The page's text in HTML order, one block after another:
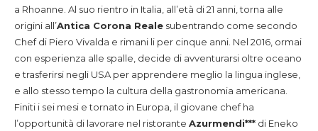
a Rhoanne. Al suo rientro in Italia, all’età di 21 anni, torna alle
origini all’Antica Corona Reale subentrando come secondo
Chef di Piero Vivalda e rimani li per cinque anni. Nel 2016, ormai
con esperienza alle spalle, decide di avventurarsi oltre oceano
e trasferirsi negli USA per apprendere meglio la lingua inglese,
e allo stesso tempo la cultura della gastronomia americana.
Finiti i sei mesi e tornato in Europa, il giovane chef ha
l’opportunità di lavorare nel ristorante Azurmendi*** di Eneko